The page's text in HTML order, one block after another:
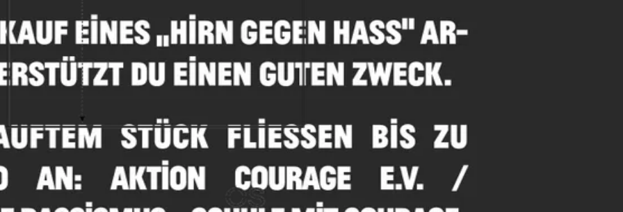
ohne Rassismus – Schule mit Courage